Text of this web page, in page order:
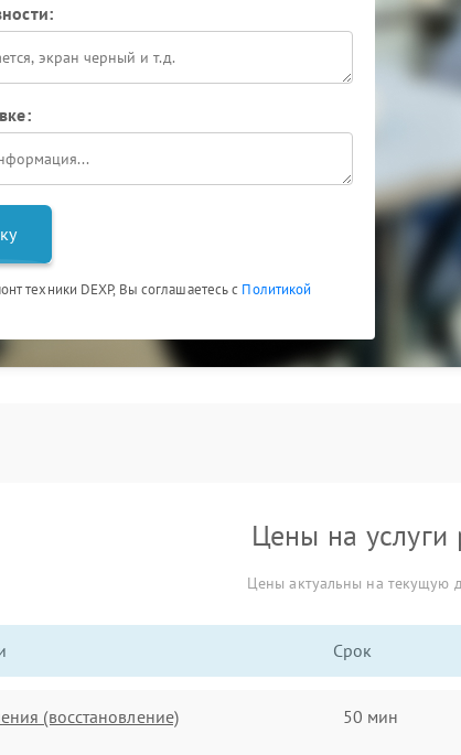
техники DEXP, Вы соглашаетесь с Политикой
Цены на услуги
Цены актуальны на текущую
Срок
(восстановление) 50 мин